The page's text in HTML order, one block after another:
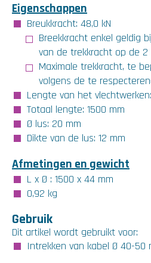
Eigenschappen
Breukkracht: 48,0 kN
Breekkracht enkel geldig
van de trekkracht op de 2
Maximale trekkracht, te
volgens de te
Lengte van het
Totaal lengte: 1500 mm
Ø lus: 20 mm
Dikte van de lus: 12 mm
Afmetingen en gewicht
L x Ø : 1500 x 44 mm
0,92 kg
Gebruik
Dit artikel wordt gebruikt voor:
Intrekken van kabel Ø 40-50